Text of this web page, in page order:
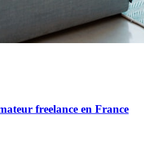
freelance en France